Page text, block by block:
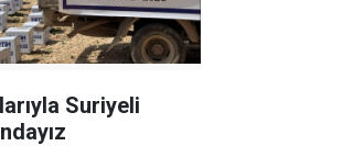
Suriyeli